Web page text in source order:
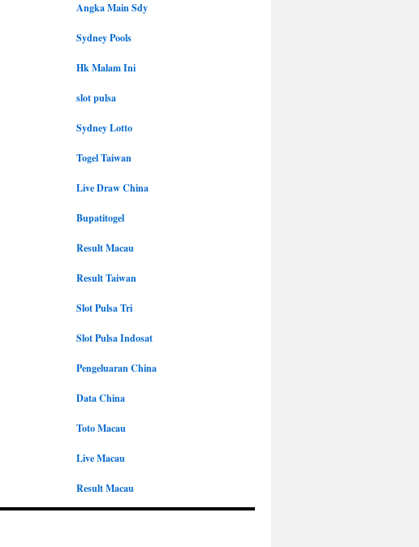
Angka Main Sdy
Sydney Pools
Hk Malam Ini
slot pulsa
Sydney Lotto
Togel Taiwan
Live Draw China
Bupatitogel
Result Macau
Result Taiwan
Slot Pulsa Tri
Slot Pulsa Indosat
Pengeluaran China
Data China
Toto Macau
Live Macau
Result Macau